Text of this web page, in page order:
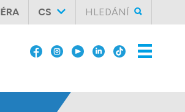
HLEDÁNÍ
CS